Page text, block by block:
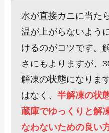
水が直接カニに当た
温が上がらないよう
けるのがコツです。
さにもよりますが、
解凍の状態になりま
はなく、半解凍の状
蔵庫でゆっくりと解
なわないための良い